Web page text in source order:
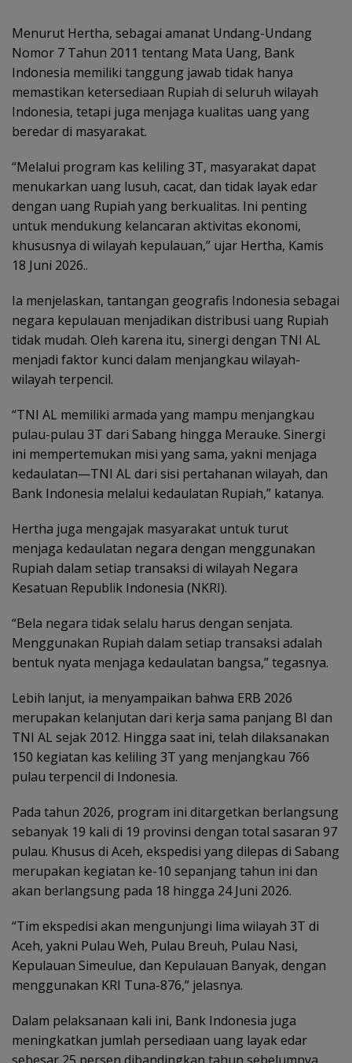
Menurut Hertha, sebagai amanat Undang-Undang
Nomor 7 Tahun 2011 tentang Mata Uang, Bank
Indonesia memiliki tanggung jawab tidak hanya
memastikan ketersediaan Rupiah di seluruh wilayah
Indonesia, tetapi juga menjaga kualitas uang yang
beredar di masyarakat.
“Melalui program kas keliling 3T, masyarakat dapat
menukarkan uang lusuh, cacat, dan tidak layak edar
dengan uang Rupiah yang berkualitas. Ini penting
untuk mendukung kelancaran aktivitas ekonomi,
khususnya di wilayah kepulauan,” ujar Hertha, Kamis
18 Juni 2026..
Ia menjelaskan, tantangan geografis Indonesia sebagai
negara kepulauan menjadikan distribusi uang Rupiah
tidak mudah. Oleh karena itu, sinergi dengan TNI AL
menjadi faktor kunci dalam menjangkau wilayah-
wilayah terpencil.
“TNI AL memiliki armada yang mampu menjangkau
pulau-pulau 3T dari Sabang hingga Merauke. Sinergi
ini mempertemukan misi yang sama, yakni menjaga
kedaulatan—TNI AL dari sisi pertahanan wilayah, dan
Bank Indonesia melalui kedaulatan Rupiah,” katanya.
Hertha juga mengajak masyarakat untuk turut
menjaga kedaulatan negara dengan menggunakan
Rupiah dalam setiap transaksi di wilayah Negara
Kesatuan Republik Indonesia (NKRI).
“Bela negara tidak selalu harus dengan senjata.
Menggunakan Rupiah dalam setiap transaksi adalah
bentuk nyata menjaga kedaulatan bangsa,” tegasnya.
Lebih lanjut, ia menyampaikan bahwa ERB 2026
merupakan kelanjutan dari kerja sama panjang BI dan
TNI AL sejak 2012. Hingga saat ini, telah dilaksanakan
150 kegiatan kas keliling 3T yang menjangkau 766
pulau terpencil di Indonesia.
Pada tahun 2026, program ini ditargetkan berlangsung
sebanyak 19 kali di 19 provinsi dengan total sasaran 97
pulau. Khusus di Aceh, ekspedisi yang dilepas di Sabang
merupakan kegiatan ke-10 sepanjang tahun ini dan
akan berlangsung pada 18 hingga 24 Juni 2026.
“Tim ekspedisi akan mengunjungi lima wilayah 3T di
Aceh, yakni Pulau Weh, Pulau Breuh, Pulau Nasi,
Kepulauan Simeulue, dan Kepulauan Banyak, dengan
menggunakan KRI Tuna-876,” jelasnya.
Dalam pelaksanaan kali ini, Bank Indonesia juga
meningkatkan jumlah persediaan uang layak edar